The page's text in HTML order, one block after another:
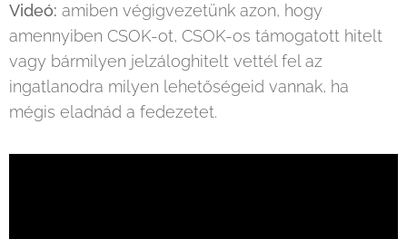
Videó: amiben végigvezetünk azon, hogy
amennyiben CSOK-ot, CSOK-os támogatott hitelt
vagy bármilyen jelzáloghitelt vettél fel az
ingatlanodra milyen lehetőségeid vannak, ha
mégis eladnád a fedezetet.